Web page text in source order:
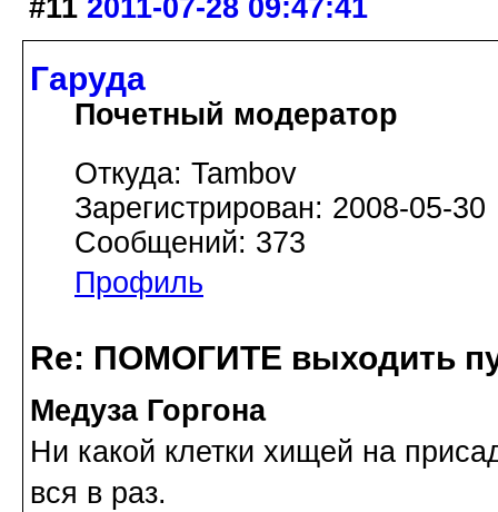
#11 2011-07-28 09:47:41
Гаруда
Почетный модератор
Откуда: Tambov
Зарегистрирован: 2008-05-30
Сообщений: 373
Профиль
Re: ПОМОГИТЕ выходить
Медуза Горгона
Ни какой клетки хищей на
вся в раз.